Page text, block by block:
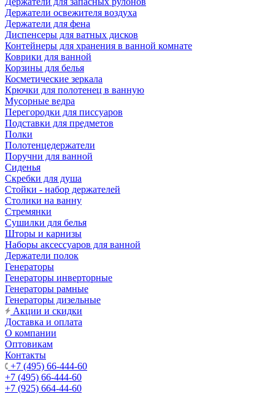
Держатели освежителя воздуха
Держатели для фена
Диспенсеры для ватных дисков
Контейнеры для хранения в ванной комнате
Коврики для ванной
Корзины для белья
Косметические зеркала
Крючки для полотенец в ванную
Мусорные ведра
Перегородки для писсуаров
Подставки для предметов
Полки
Полотенцедержатели
Поручни для ванной
Сиденья
Скребки для душа
Стойки - набор держателей
Столики на ванну
Стремянки
Сушилки для белья
Шторы и карнизы
Наборы аксессуаров для ванной
Держатели полок
Генераторы
Генераторы инверторные
Генераторы рамные
Генераторы дизельные
Акции и скидки
Доставка и оплата
О компании
Оптовикам
Контакты
+7 (495) 66-444-60
+7 (495) 66-444-60
+7 (925) 664-44-60